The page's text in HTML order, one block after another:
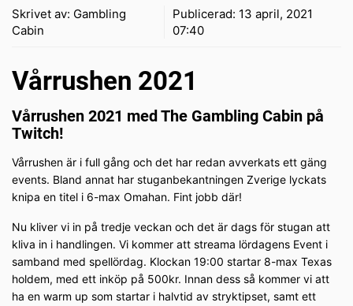
Skrivet av: Gambling
Cabin
Publicerad: 13 april, 2021
07:40
Vårrushen 2021
Vårrushen 2021 med The Gambling Cabin på
Twitch!
Vårrushen är i full gång och det har redan avverkats ett gäng
events. Bland annat har stuganbekantningen Zverige lyckats
knipa en titel i 6-max Omahan. Fint jobb där!
Nu kliver vi in på tredje veckan och det är dags för stugan att
kliva in i handlingen. Vi kommer att streama lördagens Event i
samband med spellördag. Klockan 19:00 startar 8-max Texas
holdem, med ett inköp på 500kr. Innan dess så kommer vi att
ha en warm up som startar i halvtid av stryktipset, samt ett